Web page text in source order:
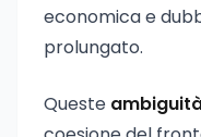
economica e
prolungato.
Queste